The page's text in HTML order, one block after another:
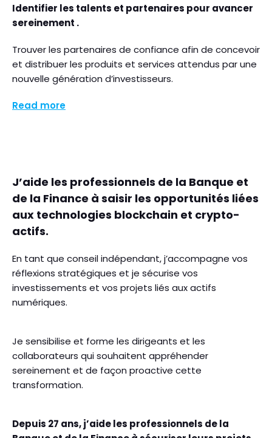
Identifier les talents et partenaires pour avancer
sereinement .
Trouver les partenaires de confiance afin de concevoir
et distribuer les produits et services attendus par une
nouvelle génération d’investisseurs.
Read more
J’aide les professionnels de la Banque et
de la Finance à saisir les opportunités liées
aux technologies blockchain et crypto-
actifs.
En tant que conseil indépendant, j’accompagne vos
réflexions stratégiques et je sécurise vos
investissements et vos projets liés aux actifs
numériques.
Je sensibilise et forme les dirigeants et les
collaborateurs qui souhaitent appréhender
sereinement et de façon proactive cette
transformation.
Depuis 27 ans, j’aide les professionnels de la